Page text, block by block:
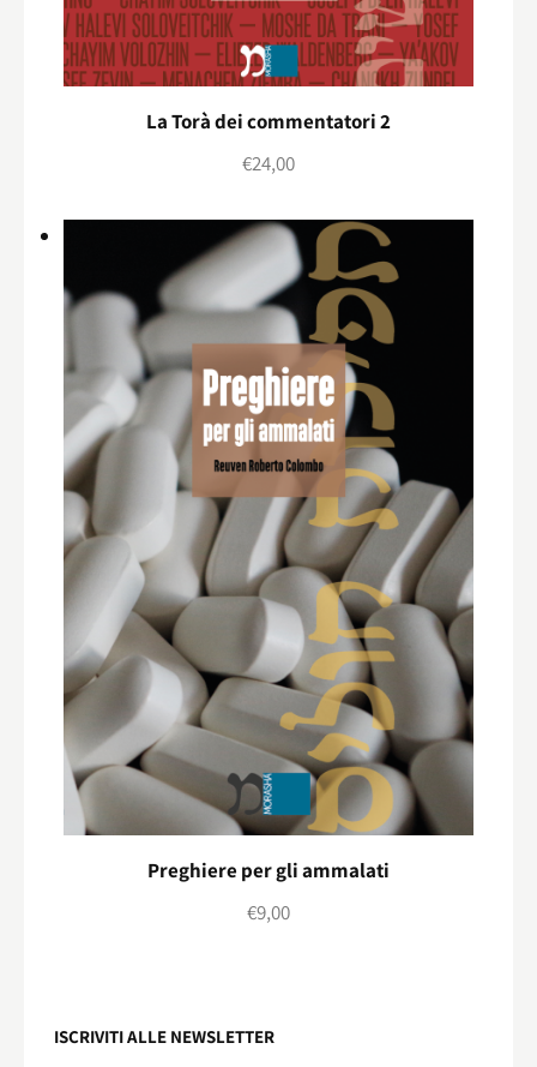
La Torà dei commentatori 2
€24,00
Preghiere per gli ammalati
€9,00
ISCRIVITI ALLE NEWSLETTER